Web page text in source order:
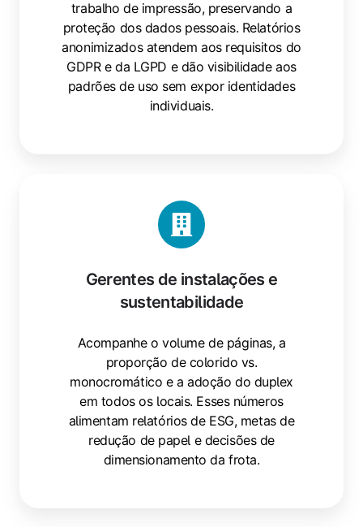
trabalho de impressão, preservando a
proteção dos dados pessoais. Relatórios
anonimizados atendem aos requisitos do
GDPR e da LGPD e dão visibilidade aos
padrões de uso sem expor identidades
individuais.
Gerentes de instalações e
sustentabilidade
Acompanhe o volume de páginas, a
proporção de colorido vs.
monocromático e a adoção do duplex
em todos os locais. Esses números
alimentam relatórios de ESG, metas de
redução de papel e decisões de
dimensionamento da frota.